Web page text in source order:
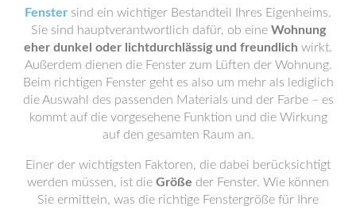
Fenster sind ein wichtiger Bestandteil Ihres Eigenheims.
Sie sind hauptverantwortlich dafür, ob eine Wohnung
eher dunkel oder lichtdurchlässig und freundlich wirkt.
Außerdem dienen die Fenster zum Lüften der Wohnung.
Beim richtigen Fenster geht es also um mehr als lediglich
die Auswahl des passenden Materials und der Farbe – es
kommt auf die vorgesehene Funktion und die Wirkung
auf den gesamten Raum an.
Einer der wichtigsten Faktoren, die dabei berücksichtigt
werden müssen, ist die Größe der Fenster. Wie können
Sie ermitteln, was die richtige Fenstergröße für Ihre